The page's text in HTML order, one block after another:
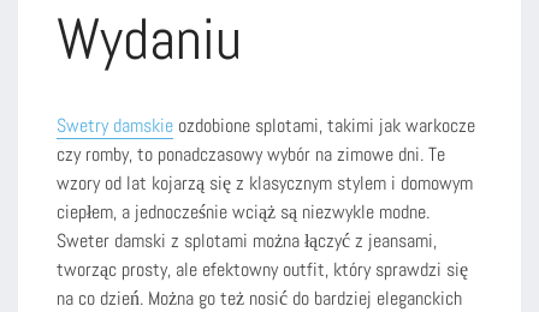
Wydaniu
Swetry damskie ozdobione splotami, takimi jak warkocze
czy romby, to ponadczasowy wybór na zimowe dni. Te
wzory od lat kojarzą się z klasycznym stylem i domowym
ciepłem, a jednocześnie wciąż są niezwykle modne.
Sweter damski z splotami można łączyć z jeansami,
tworząc prosty, ale efektowny outfit, który sprawdzi się
na co dzień. Można go też nosić do bardziej eleganckich